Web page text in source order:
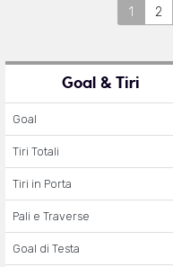
1 2
Goal & Tiri
Goal
Tiri Totali
Tiri in Porta
Pali e Traverse
Goal di Testa